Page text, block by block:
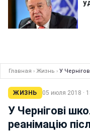
Главная › Жизнь › У
ЖИЗНЬ 05 июля 2018 ·
У Чернігові
реанімацію